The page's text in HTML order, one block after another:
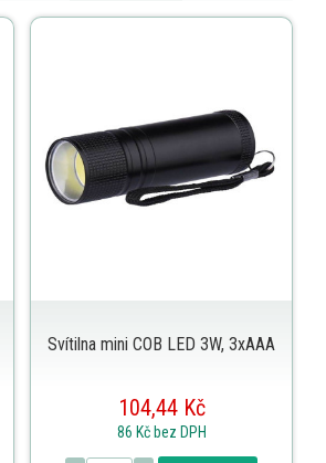
Svítilna mini COB LED 3W, 3xAAA
104,44 Kč
86 Kč bez DPH